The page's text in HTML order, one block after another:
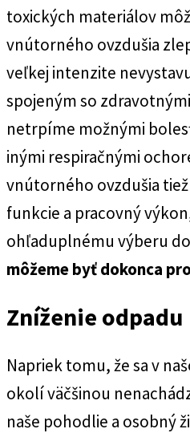
toxických materiálov
vnútorného ovzdušia
veľkej intenzite
spojeným so
netrpíme možnými
inými respiračnými
vnútorného ovzdušia
funkcie a pracovný
ohľaduplnému výberu
môžeme byť dokonca
Zníženie odpadu
Napriek tomu, že sa v
okolí väčšinou
naše pohodlie a osobný